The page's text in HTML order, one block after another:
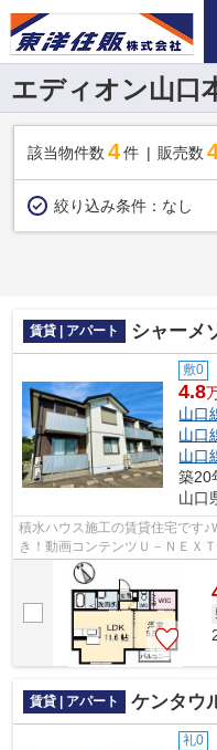
エディオン山口
該当物件数 4件 販売数
絞り込み条件： なし
賃貸 | アパート シャーメ
敷0
4.8
山口
山口
山口
築20
山口
積水ハウス施工の賃貸住宅です
き！動画コンテンツＵ－ＮＥＸ
内にございます♪照明器具、独立
賃貸 | アパート ケンタウ
礼0